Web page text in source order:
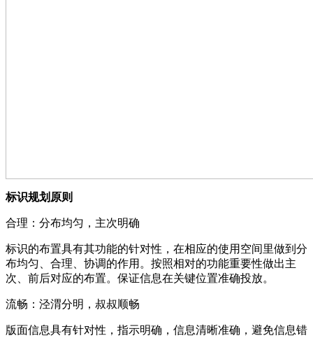
标识规划原则
合理：分布均匀，主次明确
标识的布置具有其功能的针对性，在相应的使用空间里做到分
布均匀、合理、协调的作用。按照相对的功能重要性做出主
次、前后对应的布置。保证信息在关键位置准确投放。
流畅：泾渭分明，叔叔顺畅
版面信息具有针对性，指示明确，信息清晰准确，避免信息错